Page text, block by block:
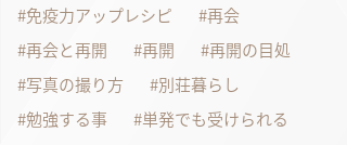
免疫力アップレシピ
再会
再会と再開
再開
再開の目処
写真の撮り方
別荘暮らし
勉強する事
単発でも受けられる